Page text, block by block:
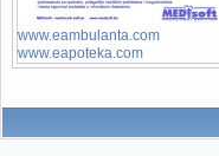
www.eambulanta.com
www.eapoteka.com